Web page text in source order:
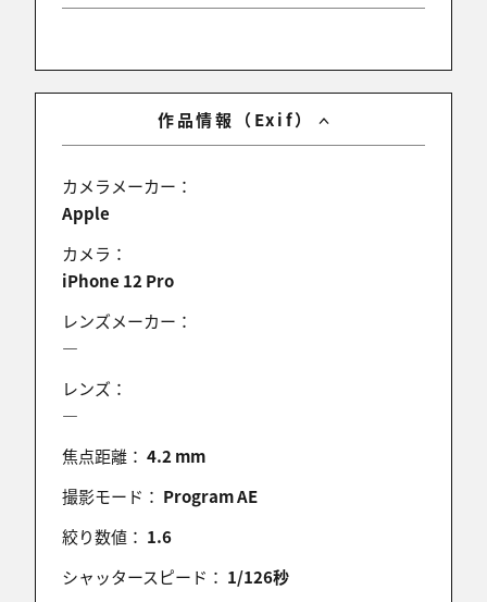
作品情報（Exif）
カメラメーカー：
Apple
カメラ：
iPhone 12 Pro
レンズメーカー：
―
レンズ：
―
焦点距離： 4.2 mm
撮影モード： Program AE
絞り数値： 1.6
シャッタースピード： 1/126秒